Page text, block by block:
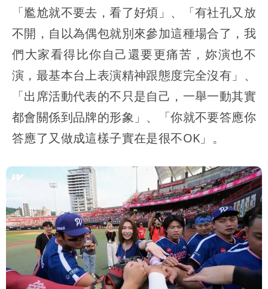
「尷尬就不要去，看了好煩」、「有社孔又放
不開，自以為偶包就別來參加這種場合了，我
們大家看得比你自己還要更痛苦，妳演也不
演，最基本台上表演精神跟態度完全沒有」、
「出席活動代表的不只是自己，一舉一動其實
都會關係到品牌的形象」、「你就不要答應你
答應了又做成這樣子實在是很不OK」。